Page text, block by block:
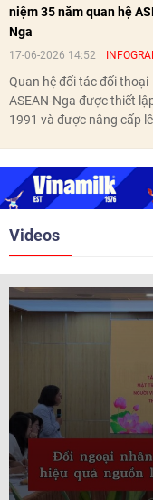
niệm 35 năm quan hệ
Nga
17-06-2026 14:52
Quan hệ đối tác đối thoại
ASEAN-Nga được thiết
1991 và được nâng cấp
nghị Cấp cao vào các
2010, 2016, 2018, 2021.
Videos